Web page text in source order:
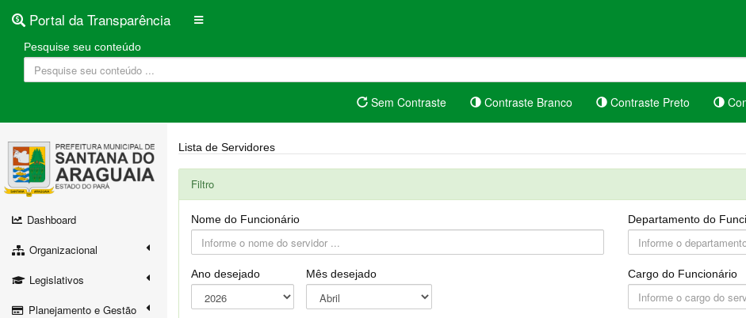
Portal da Transparência
Pesquise seu conteúdo
Sem Contraste Contraste Branco Contraste Preto
Dashboard
Organizacional
Legislativos
Planejamento e Gestão
Lista de Servidores
Filtro
Nome do Funcionário
Ano desejado Mês desejado
Departamento do
Cargo do Funcionário